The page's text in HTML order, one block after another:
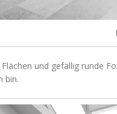
und gefällig runde
bin.